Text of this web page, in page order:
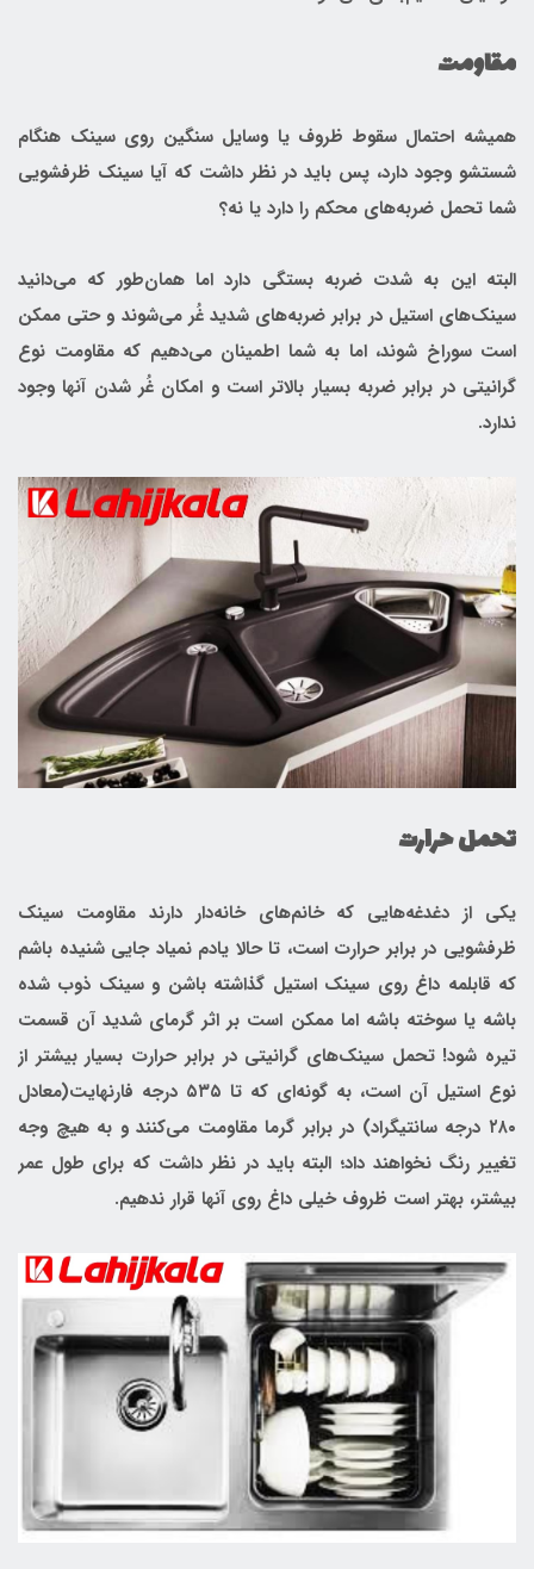
مقاومت
همیشه احتمال سقوط ظروف یا وسایل سنگین روی سینک هنگام
شستشو وجود دارد، پس باید در نظر داشت که آیا سینک ظرفشویی
شما تحمل ضربه‌های محکم را دارد یا نه؟
البته این به شدت ضربه بستگی دارد اما همان‌طور که می‌دانید
سینک‌های استیل در برابر ضربه‌های شدید غُر می‌شوند و حتی ممکن
است سوراخ شوند، اما به شما اطمینان می‌دهیم که مقاومت نوع
گرانیتی در برابر ضربه بسیار بالاتر است و امکان غُر شدن آنها وجود
ندارد.
تحمل حرارت
یکی از دغدغه‌هایی که خانم‌های خانه‌دار دارند مقاومت سینک
ظرفشویی در برابر حرارت است، تا حالا یادم نمیاد جایی شنیده باشم
که قابلمه داغ روی سینک استیل گذاشته باشن و سینک ذوب شده
باشه یا سوخته باشه اما ممکن است بر اثر گرمای شدید آن قسمت
تیره شود! تحمل سینک‌های گرانیتی در برابر حرارت بسیار بیشتر از
نوع استیل آن است، به گونه‌ای که تا ۵۳۵ درجه فارنهایت(معادل
۲۸۰ درجه سانتیگراد) در برابر گرما مقاومت می‌کنند و به هیچ وجه
تغییر رنگ نخواهند داد؛ البته باید در نظر داشت که برای طول عمر
بیشتر، بهتر است ظروف خیلی داغ روی آنها قرار ندهیم.